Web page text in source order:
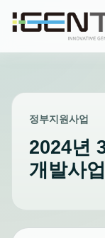
정부지원사업
2024년
개발사